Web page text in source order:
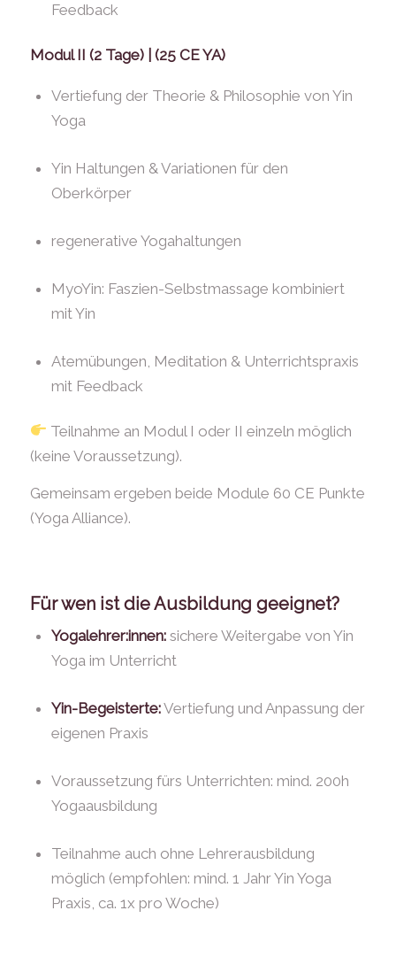
Feedback
Modul II (2 Tage) | (25 CE YA)
Vertiefung der Theorie & Philosophie von Yin
Yoga
Yin Haltungen & Variationen für den
Oberkörper
regenerative Yogahaltungen
MyoYin: Faszien-Selbstmassage kombiniert
mit Yin
Atemübungen, Meditation & Unterrichtspraxis
mit Feedback
Teilnahme an Modul I oder II einzeln möglich
(keine Voraussetzung).
Gemeinsam ergeben beide Module 60 CE Punkte
(Yoga Alliance).
Für wen ist die Ausbildung geeignet?
Yogalehrer:innen:sichere Weitergabe von Yin
Yoga im Unterricht
Yin-Begeisterte:Vertiefung und Anpassung der
eigenen Praxis
Voraussetzung fürs Unterrichten: mind. 200h
Yogaausbildung
Teilnahme auch ohne Lehrerausbildung
möglich (empfohlen: mind. 1 Jahr Yin Yoga
Praxis, ca. 1x pro Woche)